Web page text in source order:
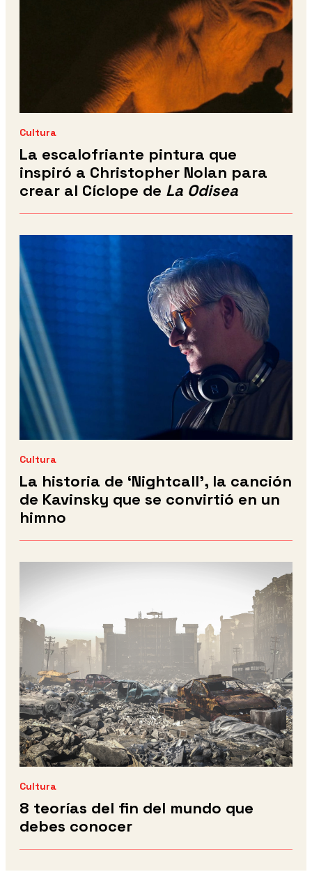
Cultura
La escalofriante pintura que
inspiró a Christopher Nolan para
crear al Cíclope de La Odisea
Cultura
La historia de ‘Nightcall’, la canción
de Kavinsky que se convirtió en un
himno
Cultura
8 teorías del fin del mundo que
debes conocer